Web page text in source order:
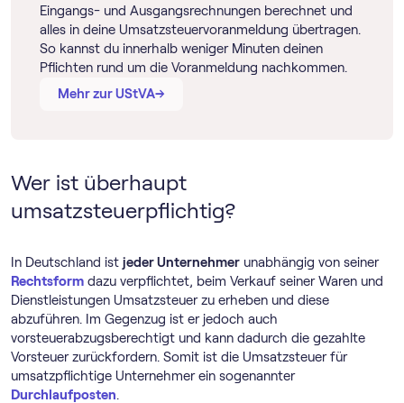
Eingangs- und Ausgangsrechnungen berechnet und
alles in deine Umsatz­steuer­voranmeldung übertragen.
So kannst du innerhalb weniger Minuten deinen
Pflichten rund um die Voranmeldung nachkommen.
Mehr zur UStVA→
→
Wer ist überhaupt
umsatzsteuerpflichtig?
In Deutschland ist jeder Unternehmer unabhängig von seiner
Rechtsform dazu verpflichtet, beim Verkauf seiner Waren und
Dienstleistungen Umsatzsteuer zu erheben und diese
abzuführen. Im Gegenzug ist er jedoch auch
vorsteuerabzugsberechtigt und kann dadurch die gezahlte
Vorsteuer zurückfordern. Somit ist die Umsatzsteuer für
umsatzpflichtige Unternehmer ein sogenannter
Durchlaufposten.